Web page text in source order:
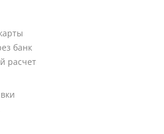
банк
расчет